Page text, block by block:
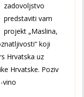
zadovoljstvo
predstaviti vam
projekt „Maslina,
koji
Hrvatska uz
Hrvatske. Poziv
vino